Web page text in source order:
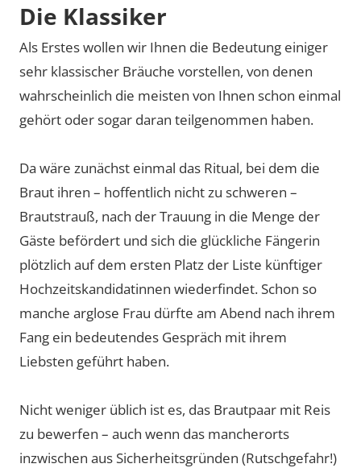
Die Klassiker
Als Erstes wollen wir Ihnen die Bedeutung einiger
sehr klassischer Bräuche vorstellen, von denen
wahrscheinlich die meisten von Ihnen schon einmal
gehört oder sogar daran teilgenommen haben.
Da wäre zunächst einmal das Ritual, bei dem die
Braut ihren – hoffentlich nicht zu schweren –
Brautstrauß, nach der Trauung in die Menge der
Gäste befördert und sich die glückliche Fängerin
plötzlich auf dem ersten Platz der Liste künftiger
Hochzeitskandidatinnen wiederfindet. Schon so
manche arglose Frau dürfte am Abend nach ihrem
Fang ein bedeutendes Gespräch mit ihrem
Liebsten geführt haben.
Nicht weniger üblich ist es, das Brautpaar mit Reis
zu bewerfen – auch wenn das mancherorts
inzwischen aus Sicherheitsgründen (Rutschgefahr!)